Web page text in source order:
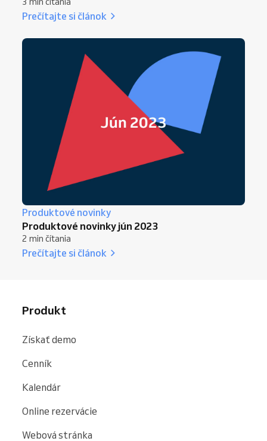
Prečítajte si článok
Produktové novinky
Produktové novinky jún 2023
2 min čítania
Prečítajte si článok
Produkt
Získať demo
Cenník
Kalendár
Online rezervácie
Webová stránka